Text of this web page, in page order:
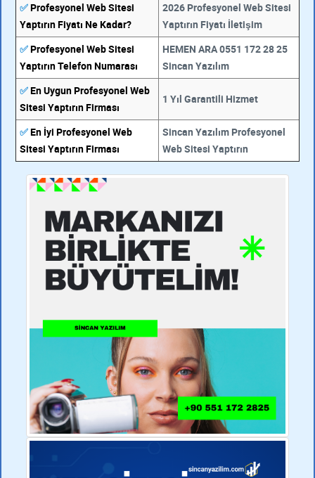
✅Profesyonel Web Sitesi
Yaptırın Fiyatı Ne Kadar?
2026 Profesyonel Web Sitesi
Yaptırın Fiyatı İletişim
✅Profesyonel Web Sitesi
Yaptırın Telefon Numarası
HEMEN ARA 0551 172 28 25
Sincan Yazılım
✅En Uygun Profesyonel Web
Sitesi Yaptırın Firması
1 Yıl Garantili Hizmet
✅En İyi Profesyonel Web
Sitesi Yaptırın Firması
Sincan Yazılım Profesyonel
Web Sitesi Yaptırın